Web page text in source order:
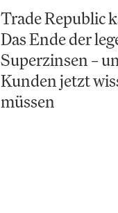
Trade Republic
Das Ende der
Superzinsen –
Kunden jetzt
müssen